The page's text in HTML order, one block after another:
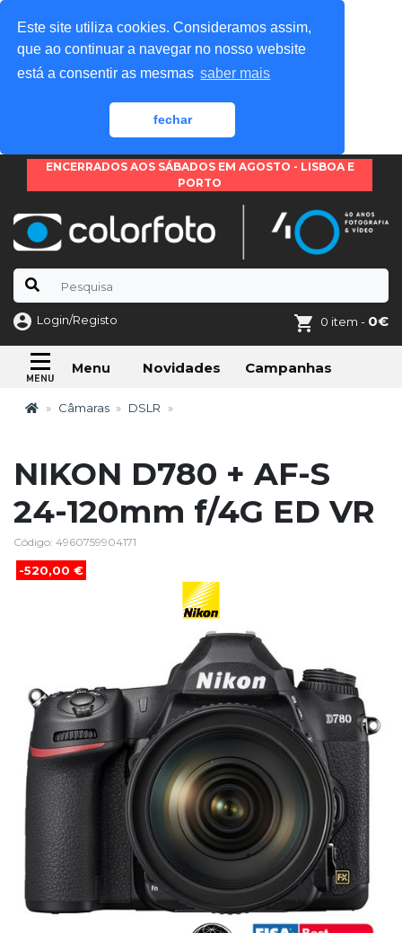
Este site utiliza cookies. Consideramos assim,
que ao continuar a navegar no nosso website
está a consentir as mesmas saber mais
fechar
ENCERRADOS AOS SÁBADOS EM AGOSTO - LISBOA E
PORTO
Login/Registo 0 item - 0€
Menu Novidades Campanhas
Câmaras DSLR
NIKON D780 + AF-S
24-120mm f/4G ED VR
Código: 4960759904171
-520,00 €